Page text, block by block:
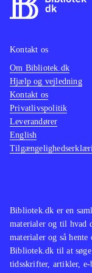
ikke spilbart
og selve
mere indhold
Spilserien
mest
både Vesten
Sony
de ældre
and Daxter
God
med mere
stadig med
Bibliotek.dk er en
materialer og til hvad
materialer og så
Bibliotek.dk til at
tidsskrifter, artikler, e-
Kontakt os
Om Bibliotek.dk
Hjælp og vejledning
Kontakt os
Privatlivspolitik
Leverandører
English